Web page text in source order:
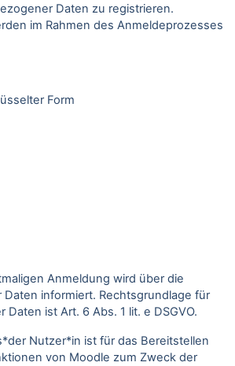
Daten zu registrieren.
im Rahmen des Anmeldeprozesses
Form
Anmeldung wird über die
Daten informiert. Rechtsgrundlage für
Daten ist Art. 6 Abs. 1 lit. e DSGVO.
Nutzer*in ist für das Bereitstellen
von Moodle zum Zweck der